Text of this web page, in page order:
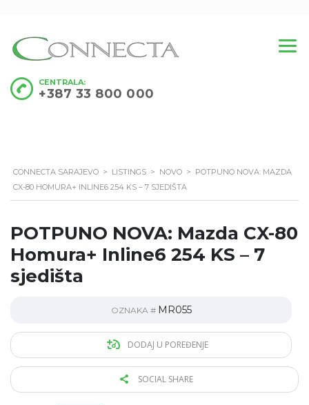
CENTRALA:
+387 33 800 000
CONNECTA SARAJEVO > LISTINGS > NOVO > POTPUNO NOVA: MAZDA
CX-80 HOMURA+ INLINE6 254 KS – 7 SJEDIŠTA
POTPUNO NOVA: Mazda CX-80
Homura+ Inline6 254 KS – 7
sjedišta
OZNAKA # MR055
DODAJ U POREĐENJE
SOCIAL SHARE